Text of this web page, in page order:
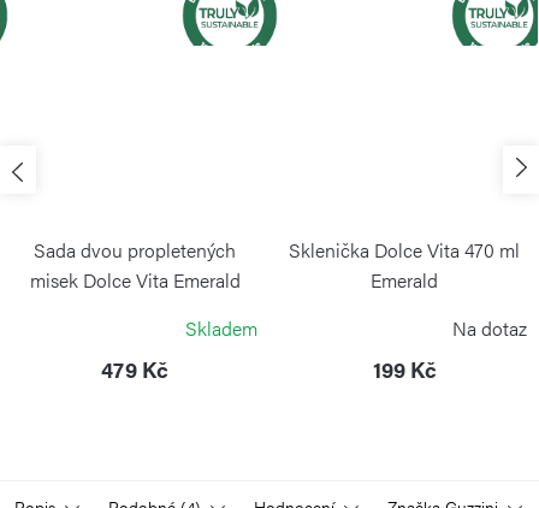
Sada dvou propletených
misek Dolce Vita Emerald
Skladem
479 Kč
Sklenička Dolce Vita 470 ml
Emerald
Na dotaz
199 Kč